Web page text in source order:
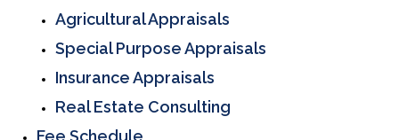
Agricultural Appraisals
Special Purpose Appraisals
Insurance Appraisals
Real Estate Consulting
Fee Schedule